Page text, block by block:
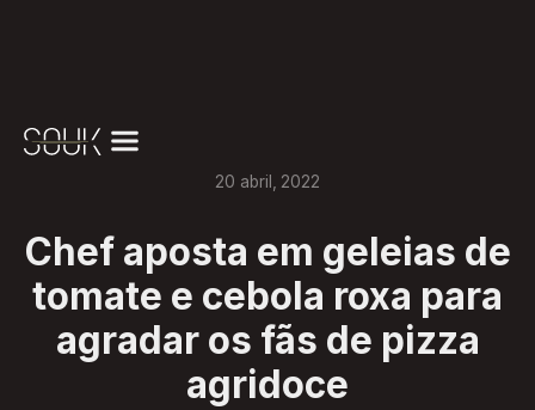
20 abril 2022
Chef aposta em geleias de
tomate e cebola roxa para
agradar os fãs de pizza
agridoce